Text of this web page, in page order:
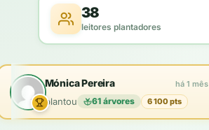
38
leitores plantadores
Mónica Pereira há 1 mês
plantou 61 árvores 6 100 pts